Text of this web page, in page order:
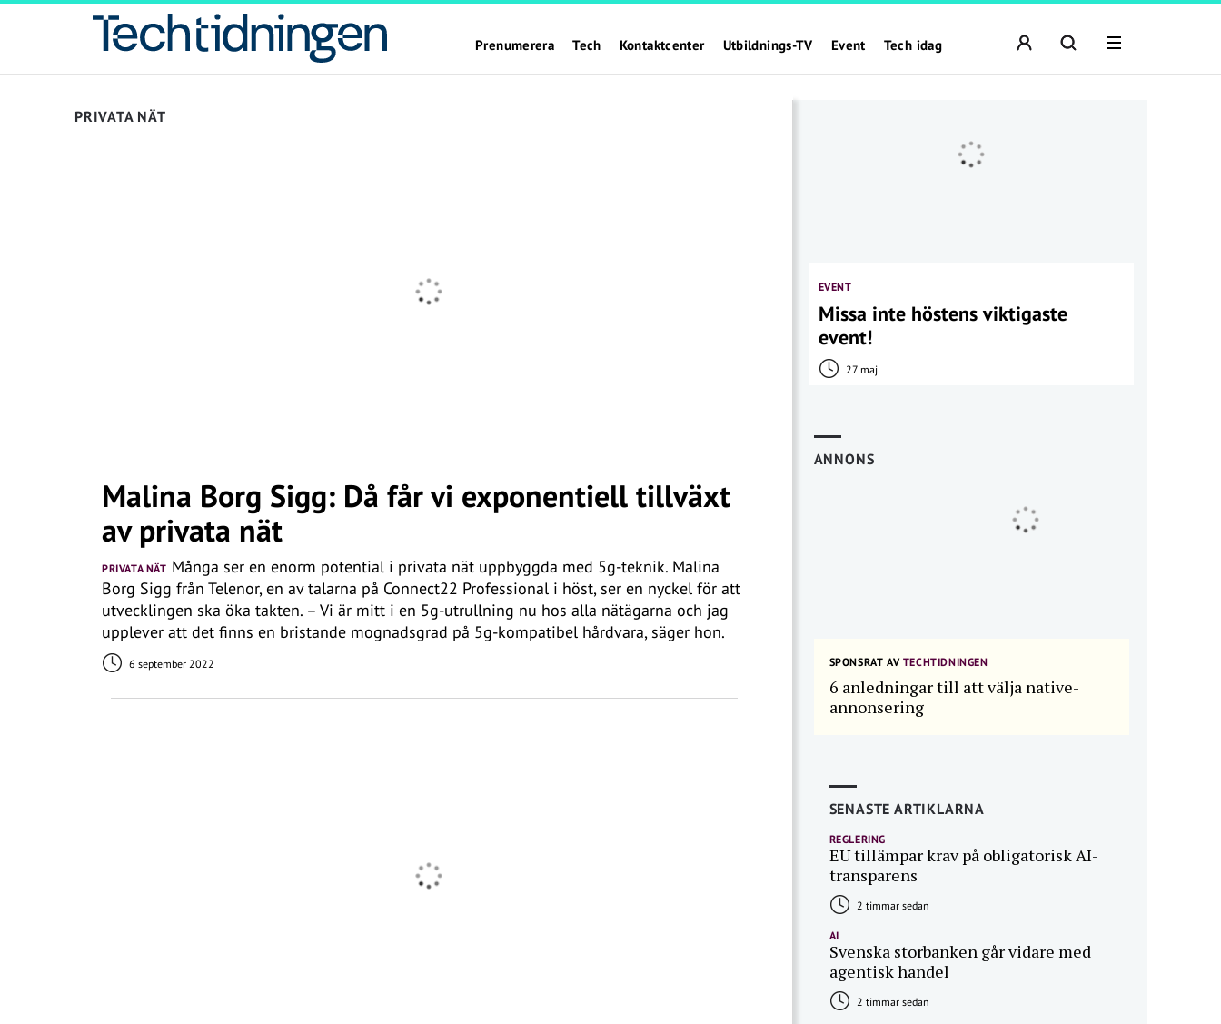
Prenumerera Tech Kontaktcenter Utbildnings-TV Event Tech idag
PRIVATA NÄT
Malina Borg Sigg: Då får vi exponentiell tillväxt
av privata nät
PRIVATA NÄT Många ser en enorm potential i privata nät uppbyggda med 5g-teknik. Malina
Borg Sigg från Telenor, en av talarna på Connect22 Professional i höst, ser en nyckel för att
utvecklingen ska öka takten. – Vi är mitt i en 5g-utrullning nu hos alla nätägarna och jag
upplever att det finns en bristande mognadsgrad på 5g-kompatibel hårdvara, säger hon.
6 september 2022
EVENT
Missa inte höstens viktigaste
event!
27 maj
ANNONS
SPONSRAT AVTECHTIDNINGEN
6 anledningar till att välja native-
annonsering
SENASTE ARTIKLARNA
REGLERING
EU tillämpar krav på obligatorisk AI-
transparens
2 timmar sedan
AI
Svenska storbanken går vidare med
agentisk handel
2 timmar sedan